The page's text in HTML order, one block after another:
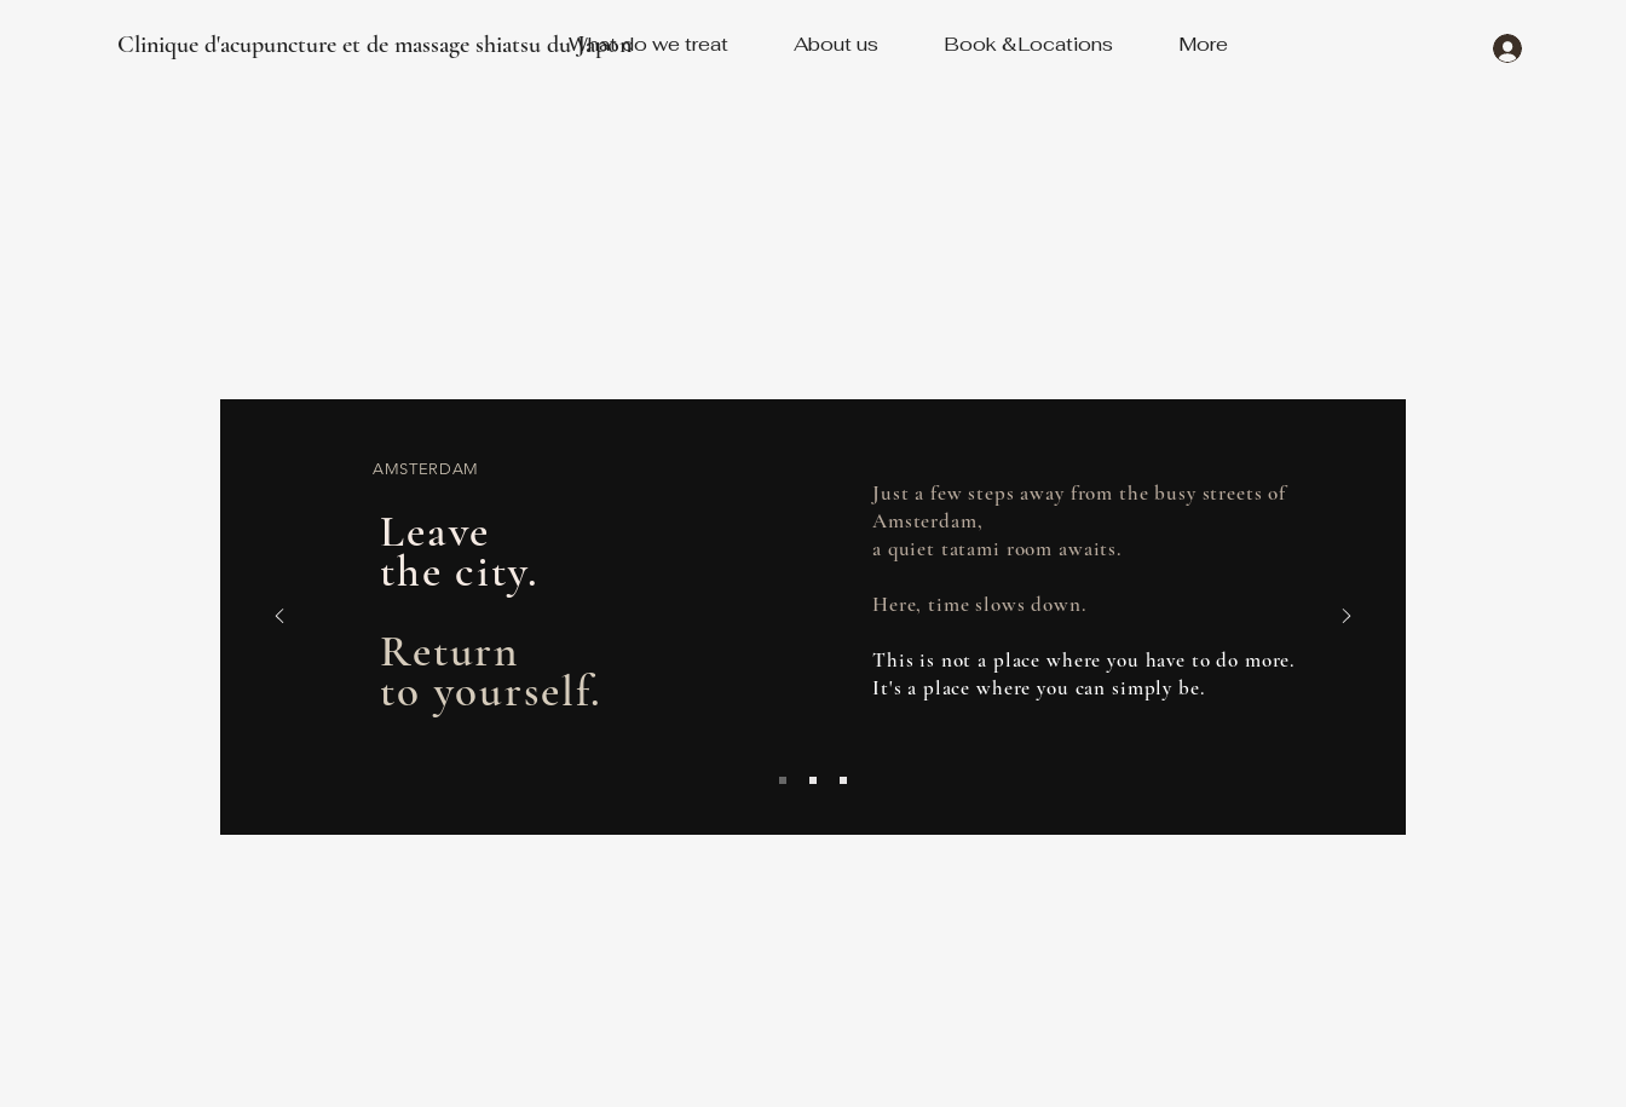
Clinique d'acupuncture et de massage shiatsu du JaponWhat do we treat About us Book &Locations More
​AMSTERDAM
Leave
the city.
Return
to yourself.
Just a few steps away from the busy streets of
Amsterdam,
a quiet tatami room awaits.
Here, time slows down.
This is not a place where you have to do more.
It's a place where you can simply be.